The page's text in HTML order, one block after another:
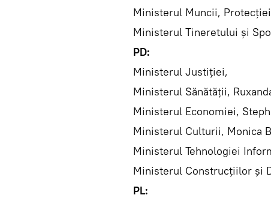
Ministerul Muncii,
Ministerul Tineretului şi
PD:
Ministerul Justiţiei,
Ministerul Sănătăţii,
Ministerul Economiei,
Ministerul Culturii, Monica
Ministerul Tehnologiei
Ministerul Construcţiilor şi
PL: